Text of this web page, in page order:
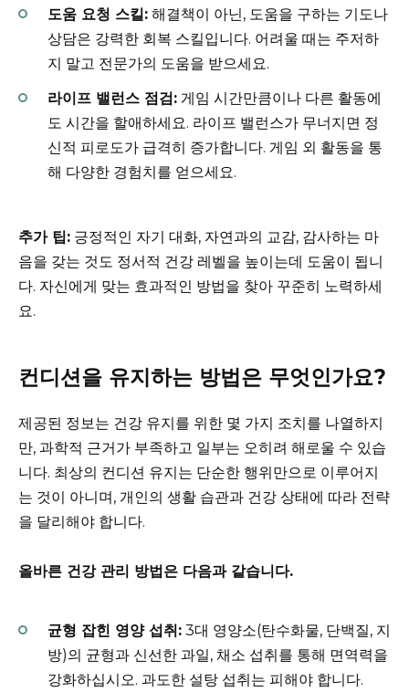
도움 요청 스킬: 해결책이 아닌, 도움을 구하는 기도나
상담은 강력한 회복 스킬입니다. 어려울 때는 주저하
지 말고 전문가의 도움을 받으세요.
라이프 밸런스 점검: 게임 시간만큼이나 다른 활동에
도 시간을 할애하세요. 라이프 밸런스가 무너지면 정
신적 피로도가 급격히 증가합니다. 게임 외 활동을 통
해 다양한 경험치를 얻으세요.
추가 팁: 긍정적인 자기 대화, 자연과의 교감, 감사하는 마
음을 갖는 것도 정서적 건강 레벨을 높이는데 도움이 됩니
다. 자신에게 맞는 효과적인 방법을 찾아 꾸준히 노력하세
요.
컨디션을 유지하는 방법은 무엇인가요?
제공된 정보는 건강 유지를 위한 몇 가지 조치를 나열하지
만, 과학적 근거가 부족하고 일부는 오히려 해로울 수 있습
니다. 최상의 컨디션 유지는 단순한 행위만으로 이루어지
는 것이 아니며, 개인의 생활 습관과 건강 상태에 따라 전략
을 달리해야 합니다.
올바른 건강 관리 방법은 다음과 같습니다.
균형 잡힌 영양 섭취: 3대 영양소(탄수화물, 단백질, 지
방)의 균형과 신선한 과일, 채소 섭취를 통해 면역력을
강화하십시오. 과도한 설탕 섭취는 피해야 합니다.